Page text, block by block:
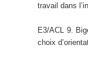
travail dans
E3/ACL 9.
choix